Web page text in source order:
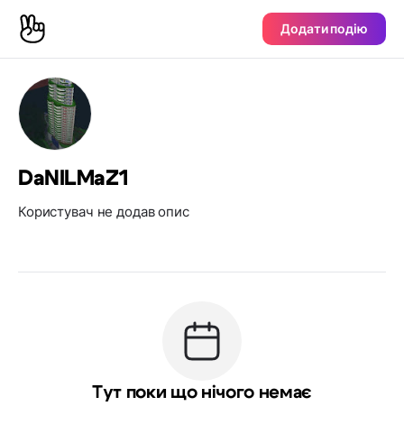
Додати подію
DaNILMaZ1
Користувач не додав опис
Тут поки що нічого немає